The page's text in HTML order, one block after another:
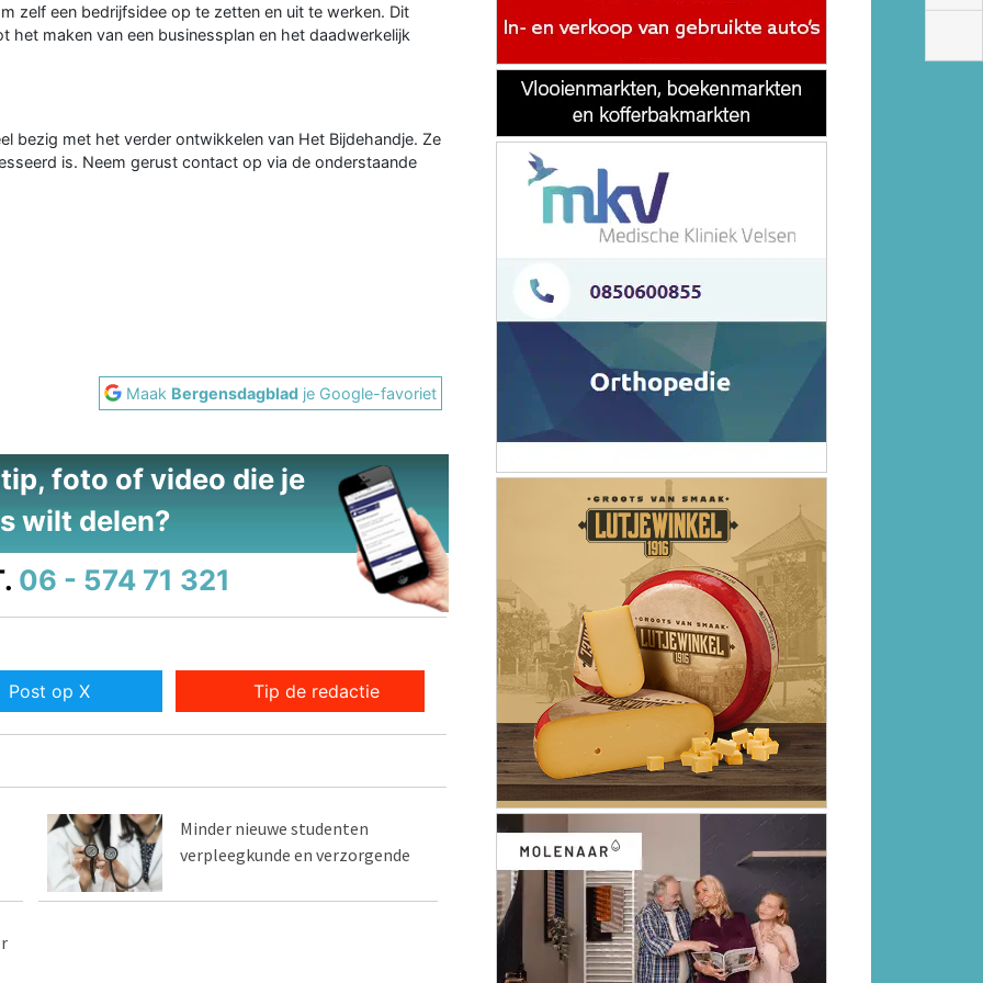
zelf een bedrijfsidee op te zetten en uit te werken. Dit
maken van een businessplan en het daadwerkelijk
bezig met het verder ontwikkelen van Het Bijdehandje. Ze
is. Neem gerust contact op via de onderstaande
Maak Bergensdagblad je Google-favoriet
foto of video die je
wilt delen?
06 - 574 71 321
Post op X Tip de redactie
Minder nieuwe studenten
verpleegkunde en verzorgende